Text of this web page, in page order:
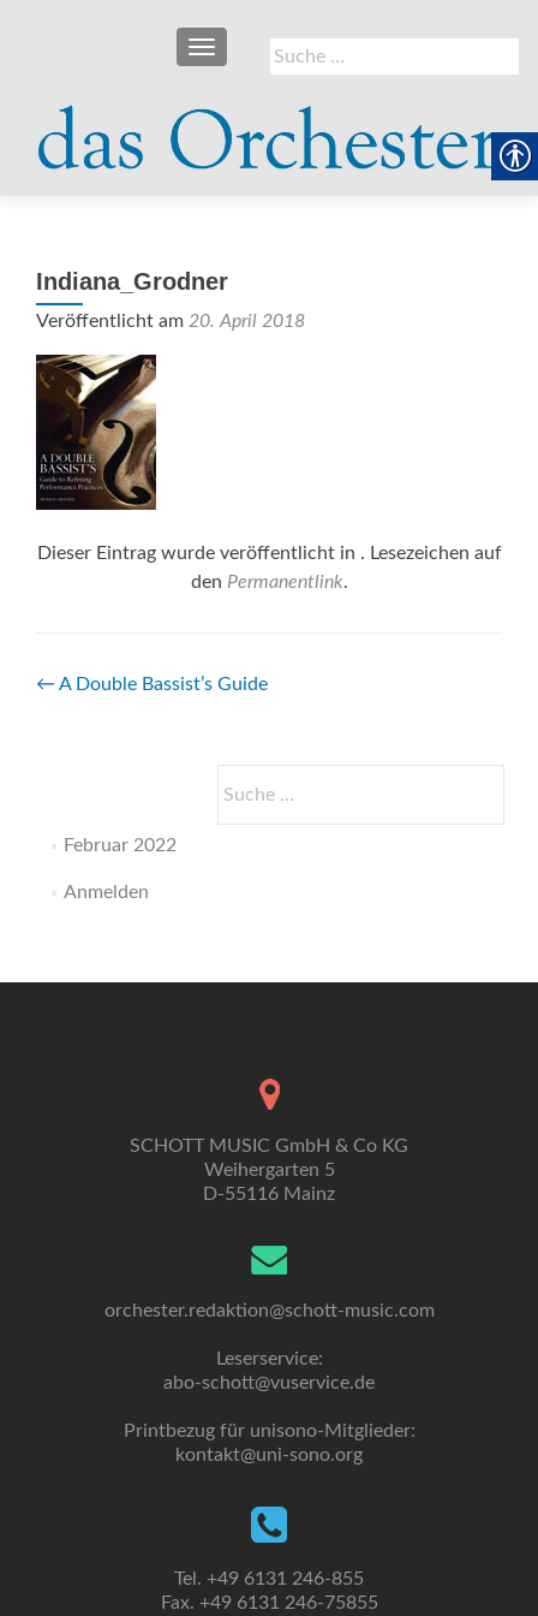
Suche
nach:
SCHALTE NAVIGATION
Indiana_Grodner
Veröffentlicht am 20. April 2018
Dieser Eintrag wurde veröffentlicht in . Lesezeichen auf
den Permanentlink.
Beitrags-
← A Double Bassist’s Guide
nach:
Februar 2022
Anmelden
SCHOTT MUSIC GmbH & Co KG
Weihergarten 5
D-55116 Mainz
orchester.redaktion@schott-music.com
Leserservice:
abo-schott@vuservice.de
Printbezug für unisono-Mitglieder:
kontakt@uni-sono.org
Tel. +49 6131 246-855
Fax. +49 6131 246-75855